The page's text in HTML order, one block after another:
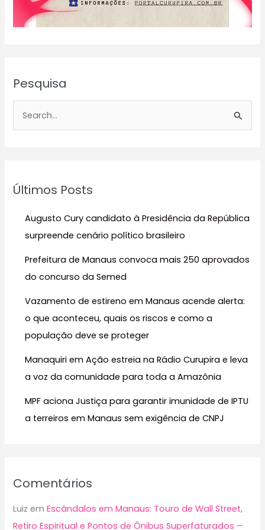
Pesquisa
iÚltimos Posts
Augusto Cury candidato à Presidência da República
surpreende cenário político brasileiro
Prefeitura de Manaus convoca mais 250 aprovados
do concurso da Semed
Vazamento de estireno em Manaus acende alerta:
o que aconteceu, quais os riscos e como a
população deve se proteger
Manaquiri em Ação estreia na Rádio Curupira e leva
a voz da comunidade para toda a Amazônia
MPF aciona Justiça para garantir imunidade de IPTU
a terreiros em Manaus sem exigência de CNPJ
Comentários
Luiz emEscândalos em Manaus: Touro de Wall Street,
Retiro Espiritual e Pontos de Ônibus Superfaturados –